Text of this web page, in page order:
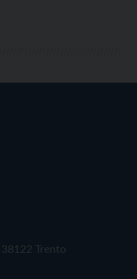
Trento